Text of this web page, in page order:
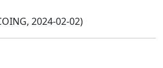
2024-02-02)